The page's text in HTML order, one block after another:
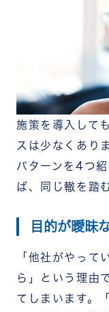
施策を導入して
スは少なくあり
パターンを4つ
ば、同じ轍を踏
目的が曖昧
「他社がやって
ら」という理由
てしまいます。